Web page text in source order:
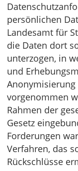
persönlichen
Landesamt für
die Daten dort
unterzogen, in
und
vorgenommen
Rahmen der
Gesetz
Forderungen
Verfahren, das
Rückschlüsse